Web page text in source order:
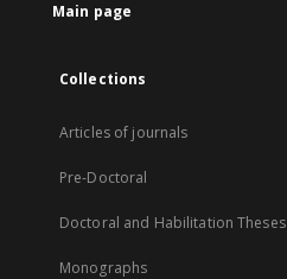
Main page
Collections
Articles of journals
Pre-Doctoral
Doctoral and Habilitation Theses
Monographs